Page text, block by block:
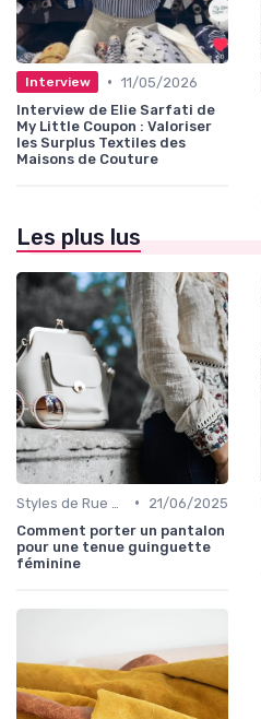
Interview • 11/05/2026
Interview de Elie Sarfati de
My Little Coupon : Valoriser
les Surplus Textiles des
Maisons de Couture
Les plus lus
•
21/06/2025
Comment porter un pantalon
pour une tenue guinguette
féminine